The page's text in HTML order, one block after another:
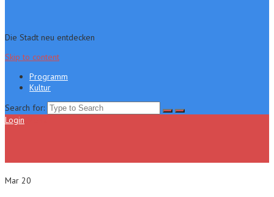
Die Stadt neu entdecken
Skip to content
Programm
Kultur
Search for:
Login
Mar 20